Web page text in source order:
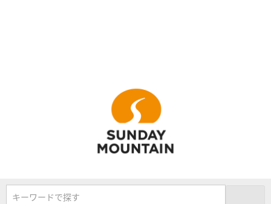
キーワードで探す